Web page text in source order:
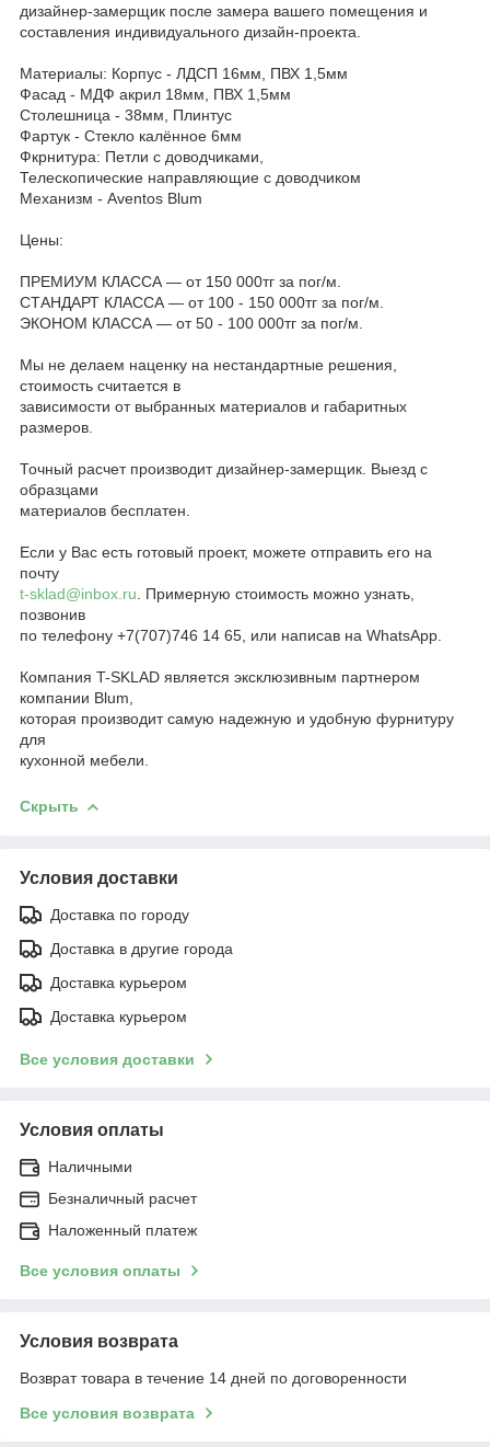
дизайнер-замерщик после замера вашего помещения и
составления индивидуального дизайн-проекта.
Материалы: Корпус - ЛДСП 16мм, ПВХ 1,5мм
Фасад - МДФ акрил 18мм, ПВХ 1,5мм
Столешница - 38мм, Плинтус
Фартук - Стекло калённое 6мм
Фкрнитура: Петли с доводчиками,
Телескопические направляющие с доводчиком
Механизм - Aventos Blum
Цены:
ПРЕМИУМ КЛАССА — от 150 000тг за пог/м.
СТАНДАРТ КЛАССА — от 100 - 150 000тг за пог/м.
ЭКОНОМ КЛАССА — от 50 - 100 000тг за пог/м.
Мы не делаем наценку на нестандартные решения,
стоимость считается в
зависимости от выбранных материалов и габаритных
размеров.
Точный расчет производит дизайнер-замерщик. Выезд с
образцами
материалов бесплатен.
Если у Вас есть готовый проект, можете отправить его на
почту
t-sklad@inbox.ru . Примерную стоимость можно узнать,
позвонив
по телефону +7(707)746 14 65, или написав на WhatsApp.
Компания T-SKLAD является эксклюзивным партнером
компании Blum,
которая производит самую надежную и удобную фурнитуру
для
кухонной мебели.
Скрыть
Условия доставки
Доставка по городу
Доставка в другие города
Доставка курьером
Доставка курьером
Все условия доставки
Условия оплаты
Наличными
Безналичный расчет
Наложенный платеж
Все условия оплаты
Условия возврата
Возврат товара в течение 14 дней по договоренности
Все условия возврата